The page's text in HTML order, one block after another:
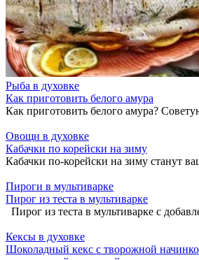
Рыба в духовке
Как приготовить белого амура
Как приготовить белого амура?
Овощи в духовке
Кабачки по корейски на зиму
Кабачки по-корейски на зиму станут
Пироги в мультиварке
Пирог из теста в мультиварке
Пирог из теста в мультиварке с
Кексы в духовке
Шоколадный кекс с творожной